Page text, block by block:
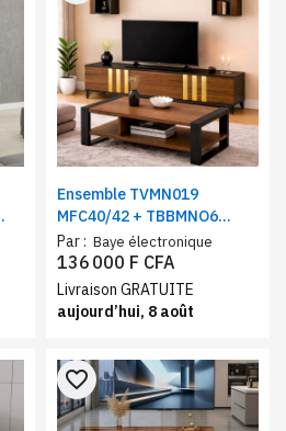
Ensemble TVMN019
MFC40/42 + TBBMNO6
meuble de salon – Table
téléviseur + table basse
marron/noir
Par : Baye électronique
136 000 F CFA
Livraison GRATUITE
aujourd’hui, 8 août
favorite_border